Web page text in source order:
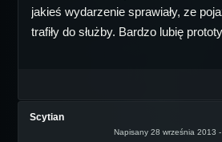
jakieś wydarzenie sprawiały, ze
trafiły do służby. Bardzo lubię
Scytian
Napisany 28 września 2013